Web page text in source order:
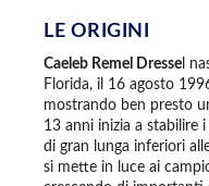
LE ORIGINI
Caeleb Remel Dresse l
Florida, il 16 agosto
mostrando ben presto
13 anni inizia a stabilire
di gran lunga inferiori
si mette in luce ai